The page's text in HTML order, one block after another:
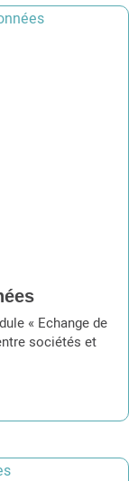
« Echange de
sociétés et